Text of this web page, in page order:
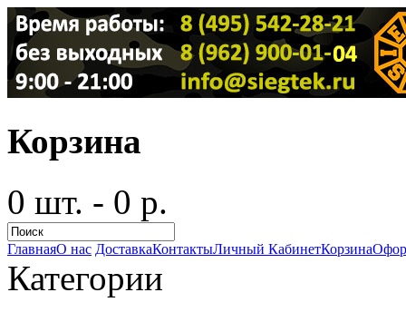
Корзина
0 шт. - 0 р.
ГлавнаяО нас ДоставкаКонтактыЛичный КабинетКорзина
Категории